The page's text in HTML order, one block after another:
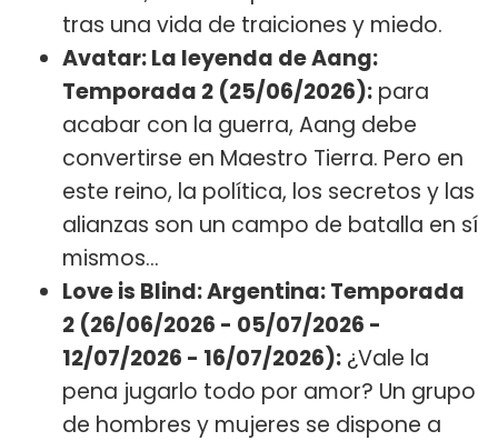
tras una vida de traiciones y miedo.
Avatar: La leyenda de Aang:
Temporada 2 (25/06/2026): para
acabar con la guerra, Aang debe
convertirse en Maestro Tierra. Pero en
este reino, la política, los secretos y las
alianzas son un campo de batalla en sí
mismos…
Love is Blind: Argentina: Temporada
2 (26/06/2026 - 05/07/2026 -
12/07/2026 - 16/07/2026): ¿Vale la
pena jugarlo todo por amor? Un grupo
de hombres y mujeres se dispone a